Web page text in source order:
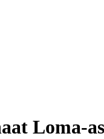
Loma-